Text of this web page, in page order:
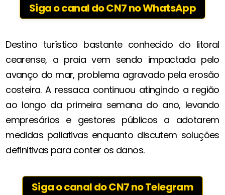
Siga o canal do CN7 no WhatsApp
Destino turístico bastante conhecido do litoral
cearense, a praia vem sendo impactada pelo
avanço do mar, problema agravado pela erosão
costeira. A ressaca continuou atingindo a região
ao longo da primeira semana do ano, levando
empresários e gestores públicos a adotarem
medidas paliativas enquanto discutem soluções
definitivas para conter os danos.
Siga o canal do CN7 no Telegram